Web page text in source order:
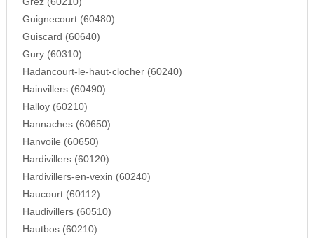
Guignecourt (60480)
Guiscard (60640)
Gury (60310)
Hadancourt-le-haut-clocher (60240)
Hainvillers (60490)
Halloy (60210)
Hannaches (60650)
Hanvoile (60650)
Hardivillers (60120)
Hardivillers-en-vexin (60240)
Haucourt (60112)
Haudivillers (60510)
Hautbos (60210)